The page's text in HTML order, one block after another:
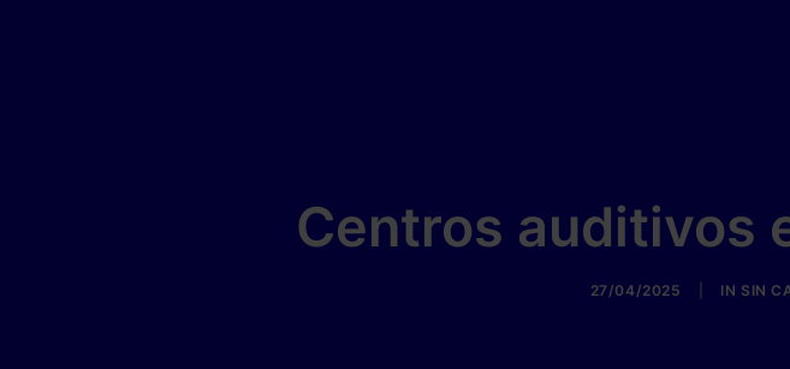
Centros auditivos
27/04/2025 IN SIN